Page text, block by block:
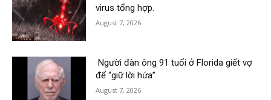
virus tổng hợp.
August 7, 2026
Người đàn ông 91 tuổi ở Florida giết vợ
để “giữ lời hứa”
August 7, 2026